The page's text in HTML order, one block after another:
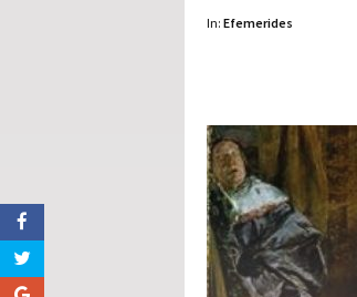
In: Efemerides